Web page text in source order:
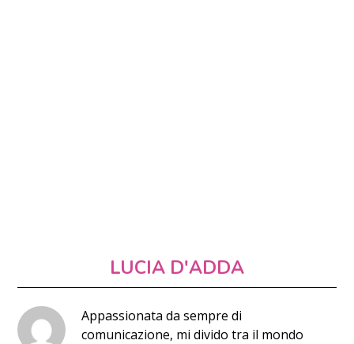
LUCIA D'ADDA
Appassionata da sempre di
comunicazione, mi divido tra il mondo